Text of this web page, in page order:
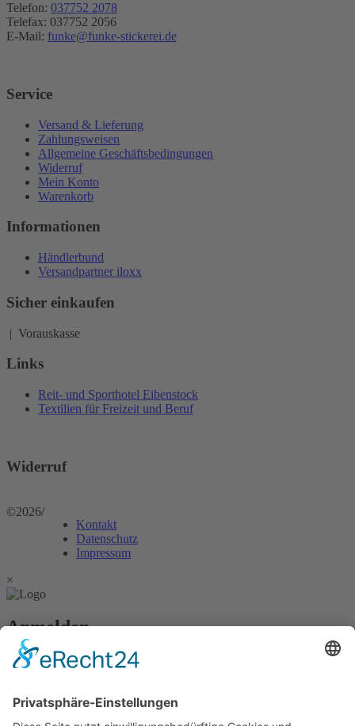
Telefon: 037752 2078
Telefax: 037752 2056
E-Mail: funke@funke-stickerei.de
Service
Versand & Lieferung
Zahlungsweisen
Allgemeine Geschäftsbedingungen
Widerruf
Mein Konto
Warenkorb
Informationen
Händlerbund
Versandpartner iloxx
Sicher einkaufen
| Vorauskasse
Links
Reit- und Sporthotel Eibenstock
Textilien für Freizeit und Beruf
Widerruf
©2026/
Kontakt
Datenschutz
Impressum
×
Anmelden
Passwort vergessen?